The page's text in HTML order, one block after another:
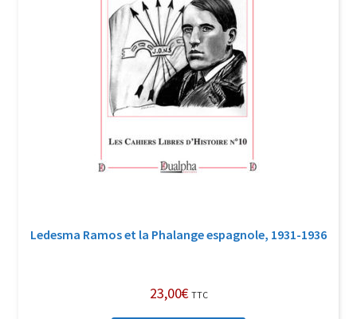
Politique de confidentialité et cookies
Qui sommes-nous ?
Soutien à Philippe Randa
Suivi de la Commande
Ledesma Ramos et la Phalange espagnole, 1931-1936
23,00€ TTC